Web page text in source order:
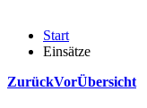
Start
Einsätze
ZurückVorÜbersicht